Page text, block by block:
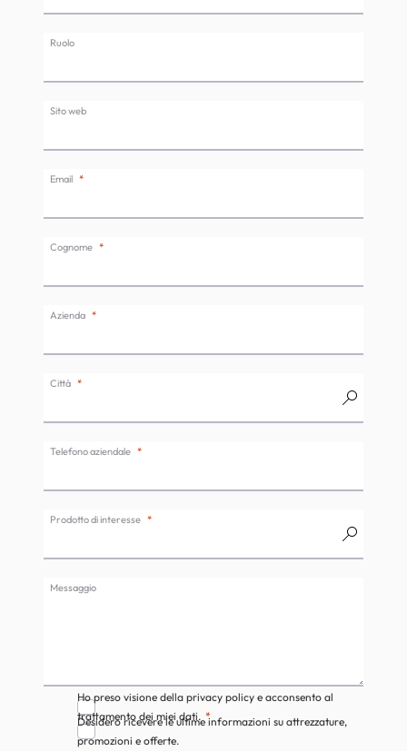
Ruolo
Sito web
Email
Cognome
Azienda
Città
Telefono aziendale
Prodotto di interesse
Messaggio
Ho preso visione della privacy policy e acconsento al
trattamento dei miei dati.
Desidero ricevere le ultime informazioni su attrezzature,
promozioni e offerte.